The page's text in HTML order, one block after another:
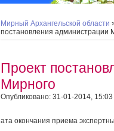
Мирный Архангельской области
постановления администрации
Проект
Мирного
Опубликовано: 31-01-2014, 15:03
ата окончания приема